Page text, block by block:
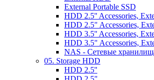
External Portable SSD
HDD 2.5'' Accessories,
HDD 2.5" Accessories,
HDD 3.5'' Accessories,
HDD 3.5" Accessories,
NAS - Сетевые
05. Storage HDD
HDD 2.5''